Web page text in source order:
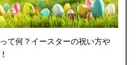
て何？イースターの祝い方や